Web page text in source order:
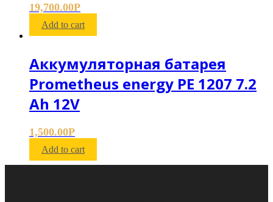
19,700.00Р
Add to cart
Аккумуляторная батарея
Prometheus energy PE 1207 7.2
Ah 12V
1,500.00Р
Add to cart